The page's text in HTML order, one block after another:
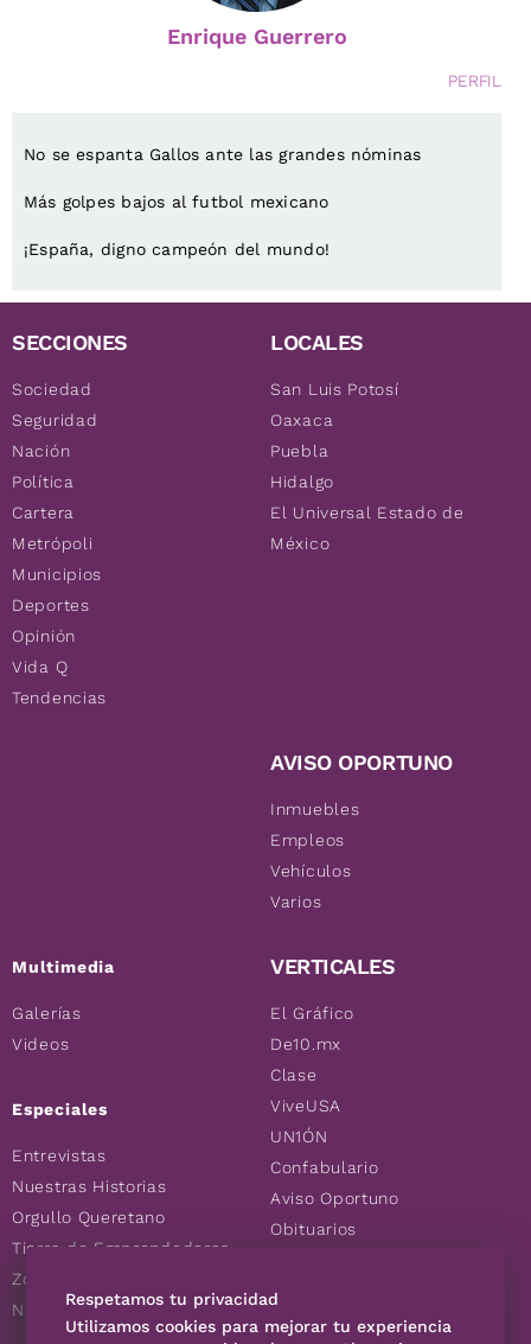
Enrique Guerrero
PERFIL
No se espanta Gallos ante las grandes nóminas
Más golpes bajos al futbol mexicano
¡España, digno campeón del mundo!
SECCIONES
Sociedad
Seguridad
Nación
Política
Cartera
Metrópoli
Municipios
Deportes
Opinión
Vida Q
Tendencias
Multimedia
Galerías
Videos
Especiales
Entrevistas
Nuestras Historias
Orgullo Queretano
Tierra de Emprendedores
Zoociales
Nuevos Queretanos
LOCALES
San Luis Potosí
Oaxaca
Puebla
Hidalgo
El Universal Estado de
México
AVISO OPORTUNO
Inmuebles
Empleos
Vehículos
Varios
VERTICALES
El Gráfico
De10.mx
Clase
ViveUSA
UN1ÓN
Confabulario
Aviso Oportuno
Obituarios
Consultas
Respetamos tu privacidad
Utilizamos cookies para mejorar tu experiencia